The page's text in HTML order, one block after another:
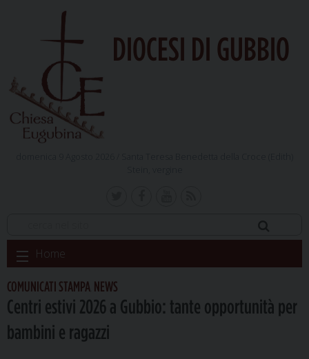
DIOCESI DI GUBBIO
Skip
to
content
Home
COMUNICATI STAMPA NEWS
Centri estivi 2026 a Gubbio: tante opportunità per
bambini e ragazzi